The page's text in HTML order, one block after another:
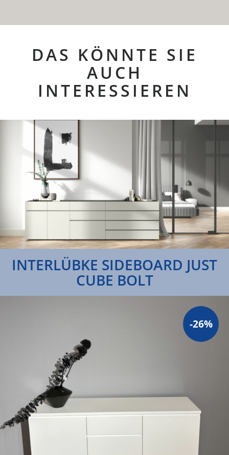
DAS KÖNNTE SIE
AUCH
INTERESSIEREN
INTERLÜBKE SIDEBOARD JUST
CUBE BOLT
-26%